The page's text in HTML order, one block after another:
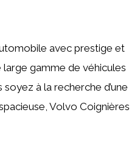
avec prestige et
large gamme de véhicules
à la recherche d’une
Volvo Coignières